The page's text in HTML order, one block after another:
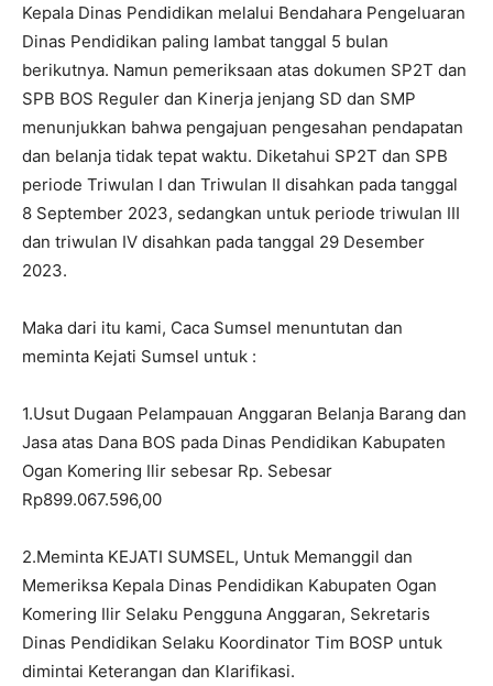
Kepala Dinas Pendidikan melalui Bendahara Pengeluaran
Dinas Pendidikan paling lambat tanggal 5 bulan
berikutnya. Namun pemeriksaan atas dokumen SP2T dan
SPB BOS Reguler dan Kinerja jenjang SD dan SMP
menunjukkan bahwa pengajuan pengesahan pendapatan
dan belanja tidak tepat waktu. Diketahui SP2T dan SPB
periode Triwulan I dan Triwulan II disahkan pada tanggal
8 September 2023, sedangkan untuk periode triwulan III
dan triwulan IV disahkan pada tanggal 29 Desember
2023.
Maka dari itu kami, Caca Sumsel menuntutan dan
meminta Kejati Sumsel untuk :
1.Usut Dugaan Pelampauan Anggaran Belanja Barang dan
Jasa atas Dana BOS pada Dinas Pendidikan Kabupaten
Ogan Komering Ilir sebesar Rp. Sebesar
Rp899.067.596,00
2.Meminta KEJATI SUMSEL, Untuk Memanggil dan
Memeriksa Kepala Dinas Pendidikan Kabupaten Ogan
Komering Ilir Selaku Pengguna Anggaran, Sekretaris
Dinas Pendidikan Selaku Koordinator Tim BOSP untuk
dimintai Keterangan dan Klarifikasi.